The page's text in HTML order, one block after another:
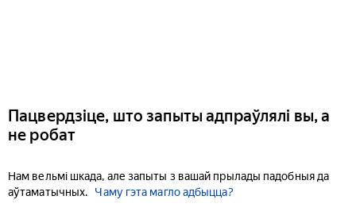
Пацвердзіце, што запыты адпраўлялі вы, а
не робат
Нам вельмі шкада, але запыты з вашай прылады падобныя да
аўтаматычных.
Чаму гэта магло адбыцца?